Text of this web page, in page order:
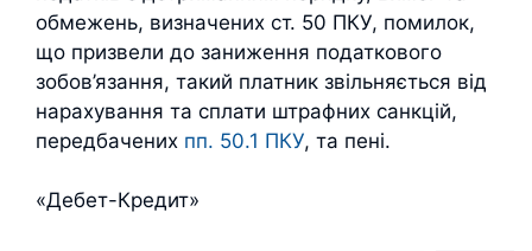
обмежень, визначених ст. 50 ПКУ, помилок,
що призвели до заниження податкового
зобов’язання, такий платник звільняється від
нарахування та сплати штрафних санкцій,
передбачених пп. 50.1 ПКУ, та пені.
«Дебет-Кредит»